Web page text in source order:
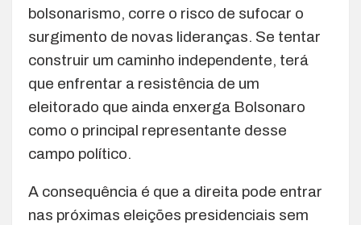
bolsonarismo, corre o risco de sufocar o
surgimento de novas lideranças. Se tentar
construir um caminho independente, terá
que enfrentar a resistência de um
eleitorado que ainda enxerga Bolsonaro
como o principal representante desse
campo político.
A consequência é que a direita pode entrar
nas próximas eleições presidenciais sem